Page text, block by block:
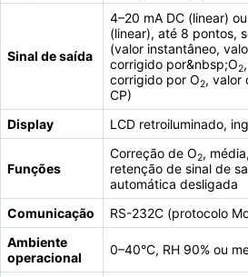
Sinal de saída
4–20 mA DC (linear)
(linear), até 8 pontos,
(valor instantâneo,
corrigido por&nbsp;O2
corrigido por O2, valor
CP)
Display
LCD retroiluminado,
Funções
Correção de O2,
retenção de sinal de
automática desligada
Comunicação
RS-232C (protocolo
Ambiente
operacional
0–40°C, RH 90% ou